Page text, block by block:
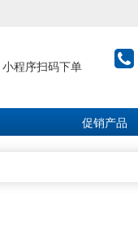
小程序扫码下单
促销产品